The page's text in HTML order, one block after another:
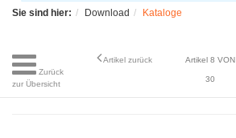
Sie sind hier: Download Kataloge
Zurück
zur Übersicht
Artikel zurück Artikel 8 VON
30